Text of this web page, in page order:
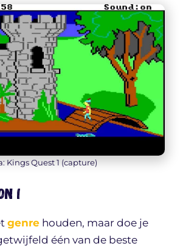
Kings Quest 1 (capture)
I
genre houden, maar doe je
één van de beste